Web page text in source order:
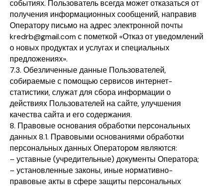
событиях. Пользователь всегда может отказаться от
получения информационных сообщений, направив
Оператору письмо на адрес электронной почты
kredrb@gmail.com с пометкой «Отказ от уведомлений
о новых продуктах и услугах и специальных
предложениях».
7.3. Обезличенные данные Пользователей,
собираемые с помощью сервисов интернет-
статистики, служат для сбора информации о
действиях Пользователей на сайте, улучшения
качества сайта и его содержания.
8. Правовые основания обработки персональных
данных 8.1. Правовыми основаниями обработки
персональных данных Оператором являются:
– уставные (учредительные) документы Оператора;
– установленные законы, иные нормативно-
правовые акты в сфере защиты персональных